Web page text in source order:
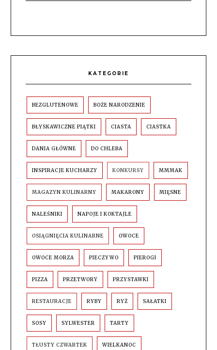
KATEGORIE
BEZGLUTENOWE BOŻE NARODZENIE
BŁYSKAWICZNE PIĄTKI CIASTA CIASTKA
DANIA GŁÓWNE DO CHLEBA
INSPIRACJE KUCHARZY KONKURSY MMMAK
MAGAZYN KULINARNY MAKARONY MIĘSNE
NALEŚNIKI NAPOJE I KOKTAJLE
OSIĄGNIĘCIA KULINARNE OWOCE
OWOCE MORZA PIECZYWO PIEROGI
PIZZA PRZETWORY PRZYSTAWKI
RESTAURACJE RYBY RYŻ SAŁATKI
SOSY SYLWESTER TARTY
TŁUSTY CZWARTEK WIELKANOC